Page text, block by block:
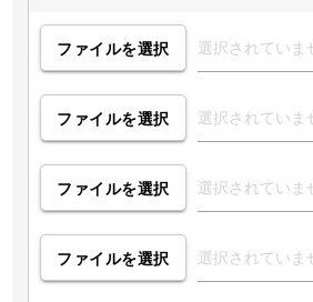
ファイルを選択
ファイルを選択
ファイルを選択
ファイルを選択